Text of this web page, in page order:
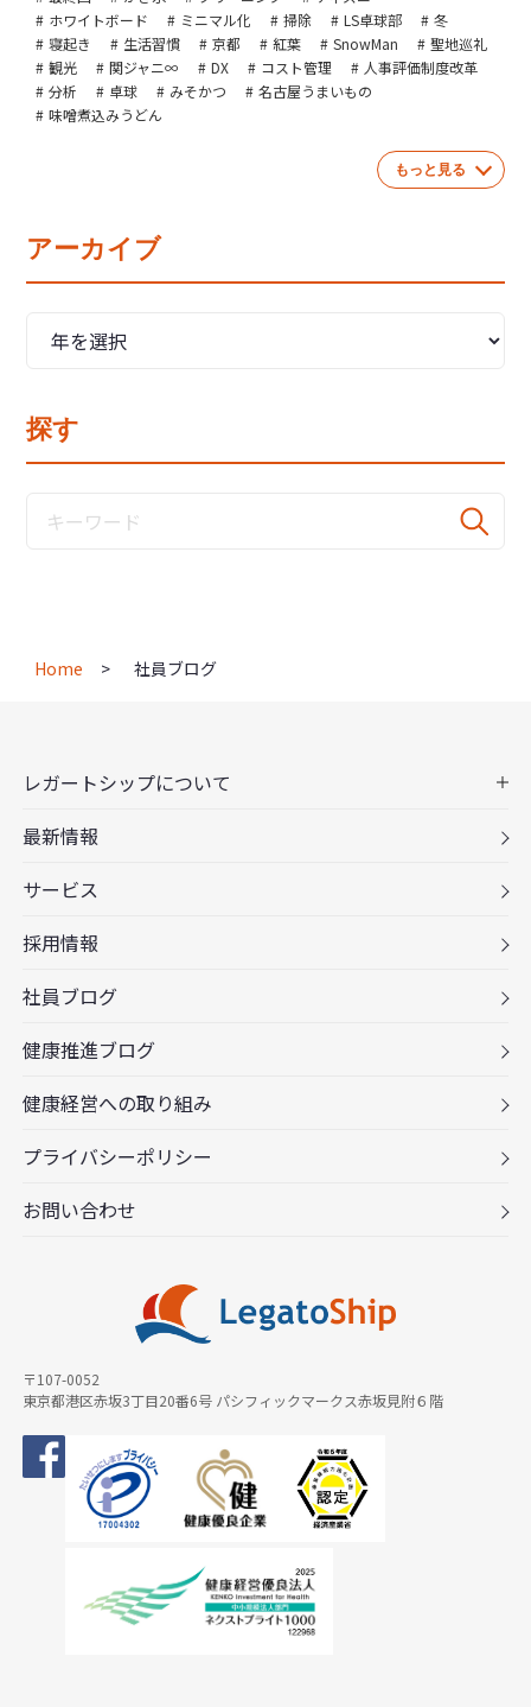
ホワイトボード
ミニマル化 掃除 LS卓球部
冬
寝起き
生活習慣 京都 紅葉 SnowMan
聖地巡礼
観光
関ジャニ∞ DX コスト管理
人事評価制度改革
分析
卓球 みそかつ
名古屋うまいもの
味噌煮込みうどん
もっと見る
アーカイブ
探す
Home 社員ブログ
〒107-0052
東京都港区赤坂3丁目20番6号 パシフィックマークス赤坂見附６階
レガートシップについて
最新情報
サービス
採用情報
社員ブログ
健康推進ブログ
健康経営への取り組み
プライバシーポリシー
お問い合わせ